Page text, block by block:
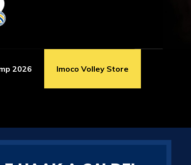
2026 Imoco Volley Store